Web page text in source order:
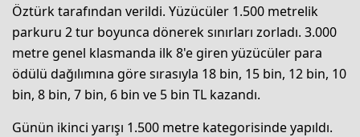
Öztürk tarafından verildi. Yüzücüler 1.500 metrelik
parkuru 2 tur boyunca dönerek sınırları zorladı. 3.000
metre genel klasmanda ilk 8'e giren yüzücüler para
ödülü dağılımına göre sırasıyla 18 bin, 15 bin, 12 bin, 10
bin, 8 bin, 7 bin, 6 bin ve 5 bin TL kazandı.
Günün ikinci yarışı 1.500 metre kategorisinde yapıldı.